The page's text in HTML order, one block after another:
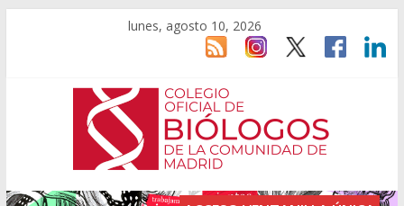
lunes, agosto 10, 2026